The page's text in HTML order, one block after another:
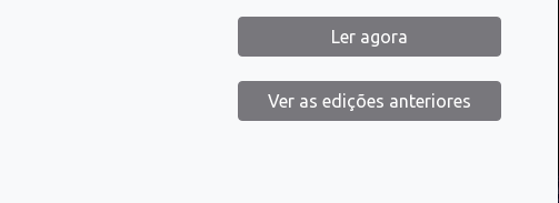
Ler agora
Ver as edições anteriores